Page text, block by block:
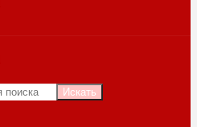
Искать